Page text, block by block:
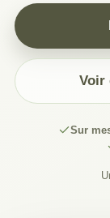
Voir
Sur